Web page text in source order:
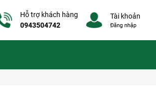
Hỗ trợ khách hàng
0943504742
Tài khoản
Đăng nhập